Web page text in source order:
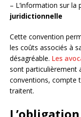
– L’information sur la
juridictionnelle
Cette convention
les coûts associés à
désagréable. Les
sont particulièrement
conventions, compte
traitent.